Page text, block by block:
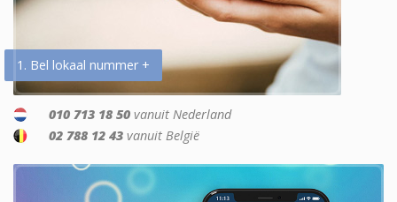
1. Bel lokaal nummer +
010 713 18 50 vanuit Nederland
02 788 12 43 vanuit België